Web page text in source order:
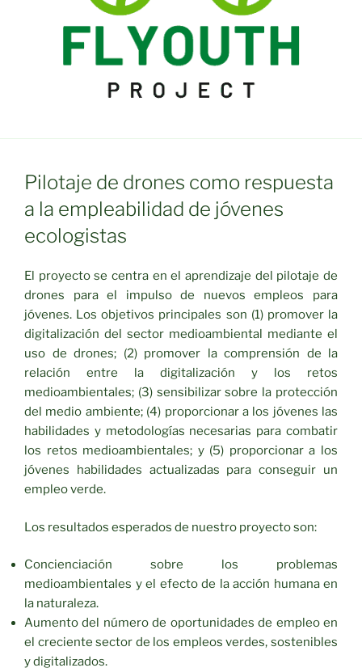
Pilotaje de drones como respuesta
a la empleabilidad de jóvenes
ecologistas
El proyecto se centra en el aprendizaje del pilotaje de
drones para el impulso de nuevos empleos para
jóvenes. Los objetivos principales son (1) promover la
digitalización del sector medioambiental mediante el
uso de drones; (2) promover la comprensión de la
relación entre la digitalización y los retos
medioambientales; (3) sensibilizar sobre la protección
del medio ambiente; (4) proporcionar a los jóvenes las
habilidades y metodologías necesarias para combatir
los retos medioambientales; y (5) proporcionar a los
jóvenes habilidades actualizadas para conseguir un
empleo verde.
Los resultados esperados de nuestro proyecto son:
Concienciación sobre los problemas
medioambientales y el efecto de la acción humana en
la naturaleza.
Aumento del número de oportunidades de empleo en
el creciente sector de los empleos verdes, sostenibles
y digitalizados.